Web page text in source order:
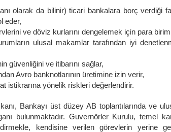
olarak da bilinir) ticari bankalara borç verdiği
eder,
ve döviz kurlarını dengelemek için para
ulusal makamlar tarafından iyi
güvenliğini ve itibarını sağlar,
Avro banknotlarının üretimine izin verir,
istikrarına yönelik riskleri değerlendirir.
Bankayı üst düzey AB toplantılarında ve
bulunmaktadır. Guvernörler Kurulu, temel
kendisine verilen görevlerin yerine